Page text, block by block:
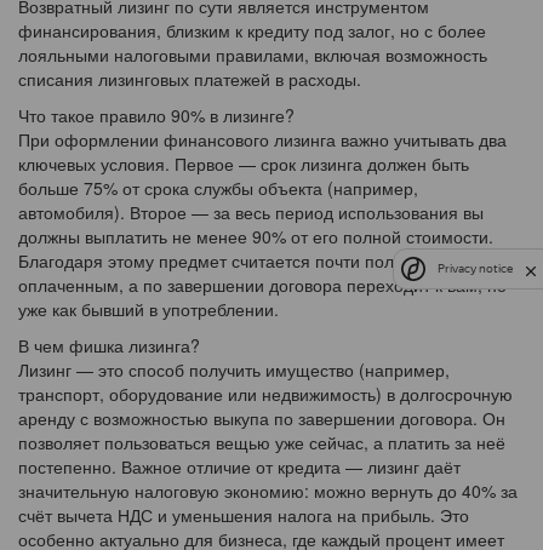
Возвратный лизинг по сути является инструментом
финансирования, близким к кредиту под залог, но с более
лояльными налоговыми правилами, включая возможность
списания лизинговых платежей в расходы.
Что такое правило 90% в лизинге?
При оформлении финансового лизинга важно учитывать два
ключевых условия. Первое — срок лизинга должен быть
больше 75% от срока службы объекта (например,
автомобиля). Второе — за весь период использования вы
должны выплатить не менее 90% от его полной стоимости.
Благодаря этому предмет считается почти полностью
оплаченным, а по завершении договора переходит к вам, но
уже как бывший в употреблении.
В чем фишка лизинга?
Лизинг — это способ получить имущество (например,
транспорт, оборудование или недвижимость) в долгосрочную
аренду с возможностью выкупа по завершении договора. Он
позволяет пользоваться вещью уже сейчас, а платить за неё
постепенно. Важное отличие от кредита — лизинг даёт
значительную налоговую экономию: можно вернуть до 40% за
счёт вычета НДС и уменьшения налога на прибыль. Это
особенно актуально для бизнеса, где каждый процент имеет
Privacy notice